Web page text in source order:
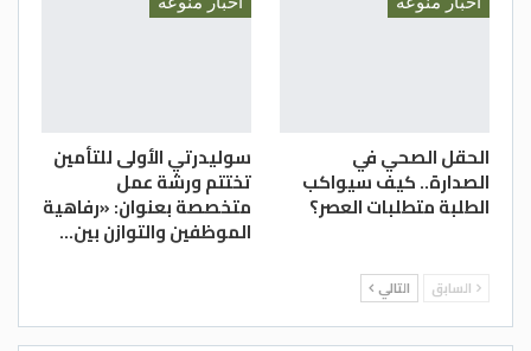
الحقل الصحي في
الصدارة.. كيف سيواكب
الطلبة متطلبات العصر؟
سوليدرتي الأولى للتأمين
تختتم ورشة عمل
متخصصة بعنوان: «رفاهية
الموظفين والتوازن بين…
السابق التالي